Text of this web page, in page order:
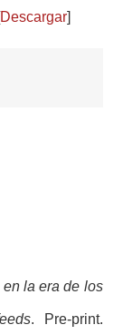
Descargar]
la era de los
. Pre-print.